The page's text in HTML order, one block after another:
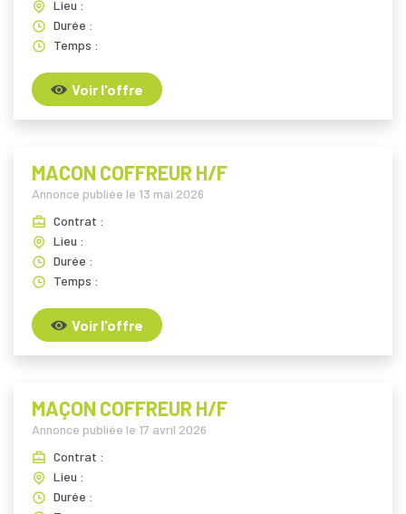
Lieu :
Durée :
Temps :
Voir l'offre
MACON COFFREUR H/F
Annonce publiée le 13 mai 2026
Contrat :
Lieu :
Durée :
Temps :
Voir l'offre
MAÇON COFFREUR H/F
Annonce publiée le 17 avril 2026
Contrat :
Lieu :
Durée :